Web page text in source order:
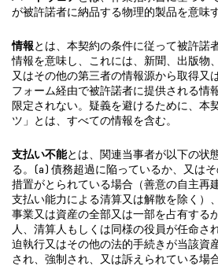
が被許諾者に納品する物理的製品を意味す
情報とは、本契約の条件に従って被許諾
情報を意味し、これには、新聞、出版物
又はその他の第三者の情報源から取得又
フォーム経由で被許諾者に提供される情
限定されない。疑義を避けるために、本
ツ」とは、すべての情報を含む。
支払い不能とは、関連当事者が以下の状
る。(a) 債務超過に陥っているか、又は
措置がとられている場合（善意の自主再
支払い能力による清算又は解散を除く）
事業又は資産の全部又は一部を占有する
人、清算人もしくは同様の役員が任命さ
迫執行又はその他の法的手続きが当該資
され、強制され、又は訴えられている場合